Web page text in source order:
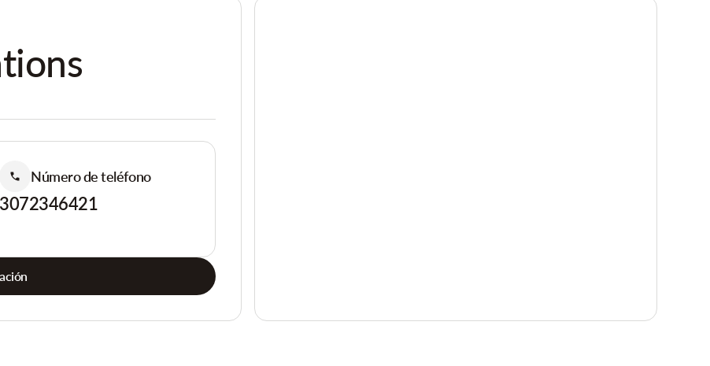
Número de teléfono
3072346421